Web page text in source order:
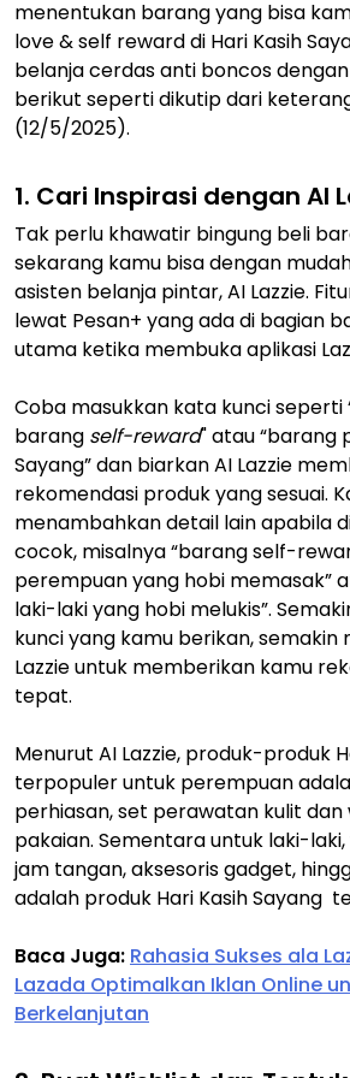
menentukan barang yang bisa
love & self reward di Hari Kasih
belanja cerdas anti boncos
berikut seperti dikutip dari
(12/5/2025).
1. Cari Inspirasi dengan AI
Tak perlu khawatir bingung beli
sekarang kamu bisa dengan
asisten belanja pintar, AI Lazzie.
lewat Pesan+ yang ada di bagian
utama ketika membuka aplikasi
Coba masukkan kata kunci seperti
barang self-reward" atau “barang
Sayang” dan biarkan AI Lazzie
rekomendasi produk yang sesuai.
menambahkan detail lain apabila
cocok, misalnya “barang self-
perempuan yang hobi memasak”
laki-laki yang hobi melukis”.
kunci yang kamu berikan, semakin
Lazzie untuk memberikan kamu
tepat.
Menurut AI Lazzie, produk-produk
terpopuler untuk perempuan
perhiasan, set perawatan kulit dan
pakaian. Sementara untuk laki-
jam tangan, aksesoris gadget,
adalah produk Hari Kasih Sayang
Baca Juga: Rahasia Sukses ala
Lazada Optimalkan Iklan Online
Berkelanjutan